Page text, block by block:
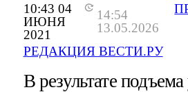
10:43 04
ИЮНЯ
2021
14:54
13.05.2026
РЕДАКЦИЯ ВЕСТИ.РУ
В результате